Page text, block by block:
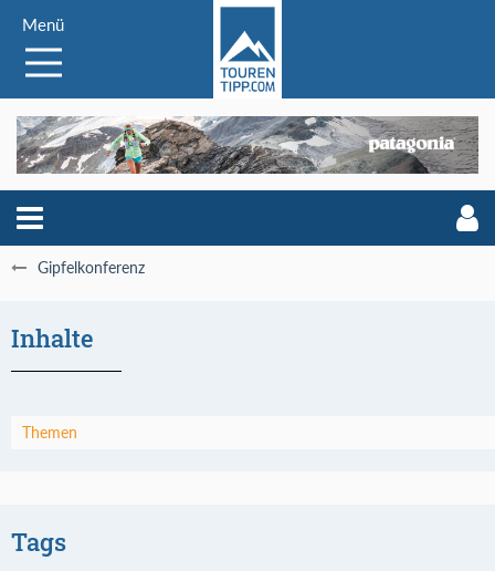
Menü
Gipfelkonferenz
Inhalte
Themen
Tags